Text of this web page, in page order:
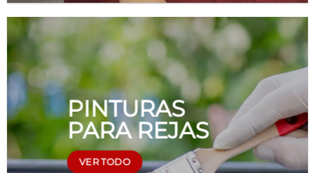
PINTURAS
PARA REJAS
VER TODO